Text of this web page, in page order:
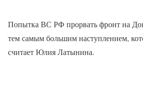
Попытка ВС РФ прорвать фронт на
тем самым большим наступлением,
считает Юлия Латынина.